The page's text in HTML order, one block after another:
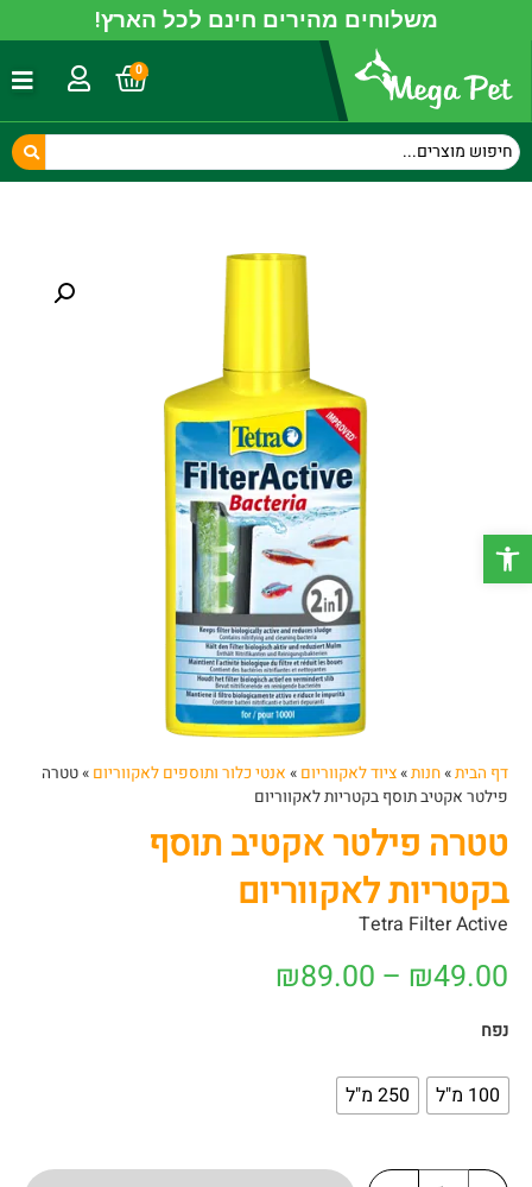
פתח סרגל נגישות
משלוחים מהירים חינם לכל הארץ!
0
דף הבית»חנות»ציוד לאקווריום » אנטי כלור ותוספים לאקווריום »טטרה
פילטר אקטיב תוסף בקטריות לאקווריום
טטרה פילטר אקטיב תוסף
בקטריות לאקווריום
Tetra Filter Active
₪49.00
–
₪89.00
נפח
100 מ"ל 250 מ"ל